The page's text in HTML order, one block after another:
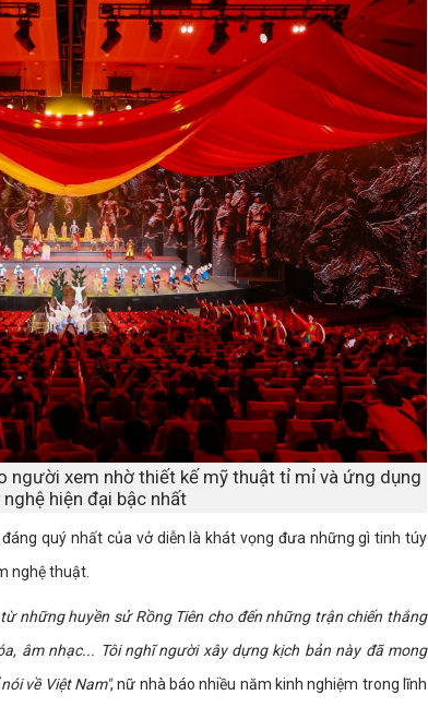
người xem nhờ thiết kế mỹ thuật tỉ mỉ và ứng dụng
hiện đại bậc nhất
quý nhất của vở diễn là khát vọng đưa những gì tinh túy
nghệ thuật.
những huyền sử Rồng Tiên cho đến những trận chiến thắng
âm nhạc... Tôi nghĩ người xây dựng kịch bản này đã mong
về Việt Nam", nữ nhà báo nhiều năm kinh nghiệm trong lĩnh